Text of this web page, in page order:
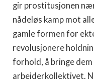
gir prostitusjonen
nådeløs kamp mot
gamle formen for
revolusjonere
forhold, å bringe dem
arbeiderkollektivet.